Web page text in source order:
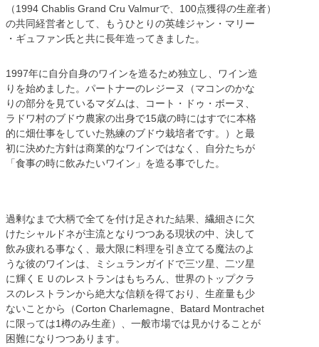
（1994 Chablis Grand Cru Valmurで、100点獲得の生産者）
の共同経営者として、もうひとりの英雄ジャン・マリー
・ギュファン氏と共に長年造ってきました。
1997年に自分自身のワインを造るため独立し、ワイン造
りを始めました。パートナーのレジーヌ（マコンのかな
りの部分を見ているマダムは、コート・ドゥ・ボーヌ、
ラドワ村のブドウ農家の出身で15歳の時にはすでに本格
的に畑仕事をしていた熟練のブドウ栽培者です。）と最
初に決めた方針は商業的なワインではなく、自分たちが
「食事の時に飲みたいワイン」を造る事でした。
過剰なまで大柄で全てを付け足された結果、繊細さに欠
けたシャルドネが主流となりつつある現状の中、決して
飲み疲れる事なく、最大限に料理を引き立てる魔法のよ
うな彼のワインは、ミシュランガイドで三ツ星、二ツ星
に輝くＥＵのレストランはもちろん、世界のトップクラ
スのレストランから絶大な信頼を得ており、生産量も少
ないことから（Corton Charlemagne、Batard Montrachet
に限っては1樽のみ生産）、一般市場では見かけることが
困難になりつつあります。